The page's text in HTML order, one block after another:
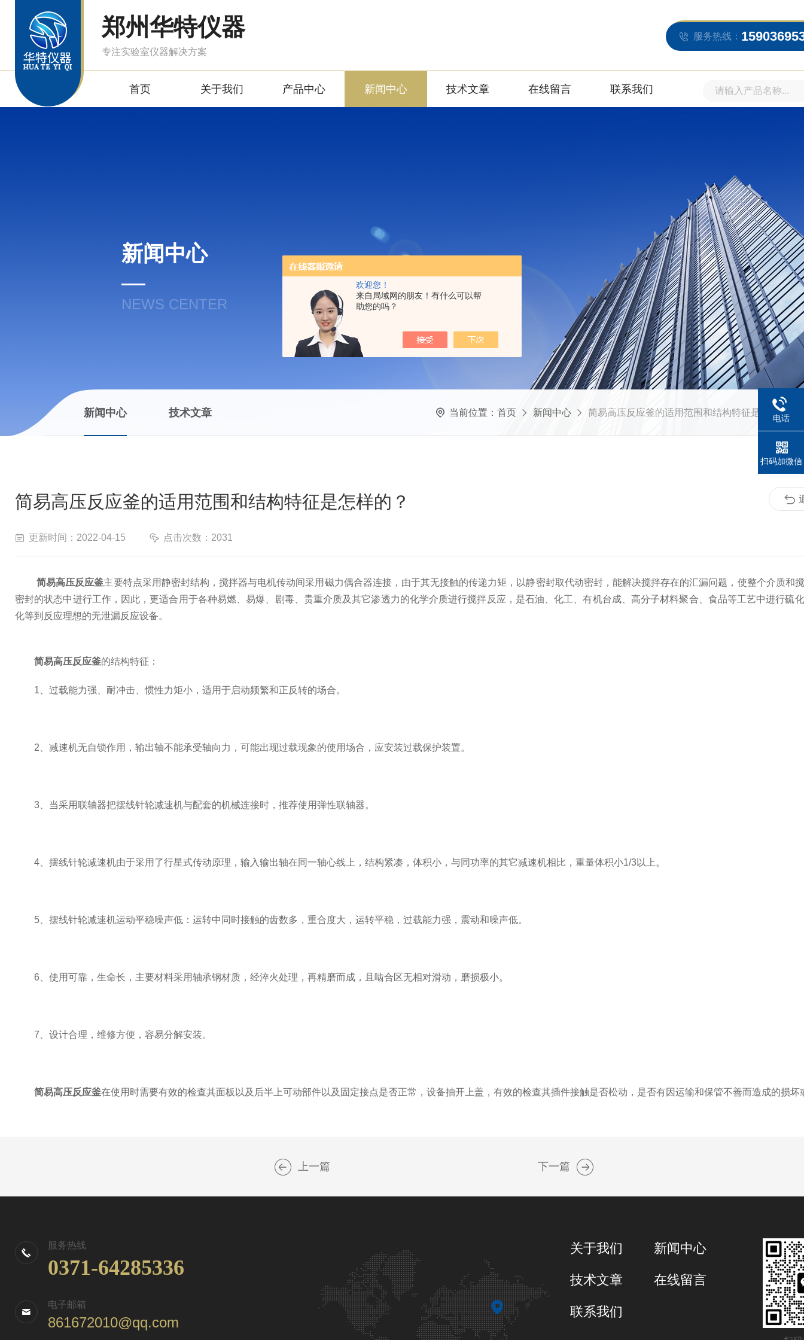
欢迎您！
来自局域网的朋友！有什么可以帮
助您的吗？
郑州华特仪器
专注实验室仪器解决方案
服务热线：
首页 关于我们 产品中心 新闻中心 技术文章 在线留言 联系我们
新闻中心
NEWS CENTER
新闻中心 技术文章 当前位置： 首页 新闻中心 简易高压反应釜的适用范围和结构特征是怎样的？
简易高压反应釜的适用范围和结构特征是怎样的？
更新时间：2022-04-15 点击次数：2031
简易高压反应釜主要特点采用静密封结构，搅拌器与电机传动间采用磁力偶合器连接，由于其无接触的传递力矩，以静密封取代动密封，能解决搅拌存在的汇漏问题，使整个介质和
密封的状态中进行工作，因此，更适合用于各种易燃、易爆、剧毒、贵重介质及其它渗透力的化学介质进行搅拌反应，是石油、化工、有机台成、高分子材料聚合、食品等工艺中进行硫
化等到反应理想的无泄漏反应设备。
简易高压反应釜的结构特征：
1、过载能力强、耐冲击、惯性力矩小，适用于启动频繁和正反转的场合。
2、减速机无自锁作用，输出轴不能承受轴向力，可能出现过载现象的使用场合，应安装过载保护装置。
3、当采用联轴器把摆线针轮减速机与配套的机械连接时，推荐使用弹性联轴器。
4、摆线针轮减速机由于采用了行星式传动原理，输入输出轴在同一轴心线上，结构紧凑，体积小，与同功率的其它减速机相比，重量体积小1/3以上。
5、摆线针轮减速机运动平稳噪声低：运转中同时接触的齿数多，重合度大，运转平稳，过载能力强，震动和噪声低。
6、使用可靠，生命长，主要材料采用轴承钢材质，经淬火处理，再精磨而成，且啮合区无相对滑动，磨损极小。
7、设计合理，维修方便，容易分解安装。
简易高压反应釜在使用时需要有效的检查其面板以及后半上可动部件以及固定接点是否正常，设备抽开上盖，有效的检查其插件接触是否松动，是否有因运输和保管不善而造成的损坏
上一篇 下一篇
服务热线
0371-64285336
电子邮箱
861672010@qq.com
关于我们 新闻中心
技术文章 在线留言
联系我们
电话
扫码加微信